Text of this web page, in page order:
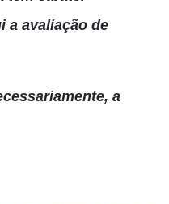
a avaliação de
a